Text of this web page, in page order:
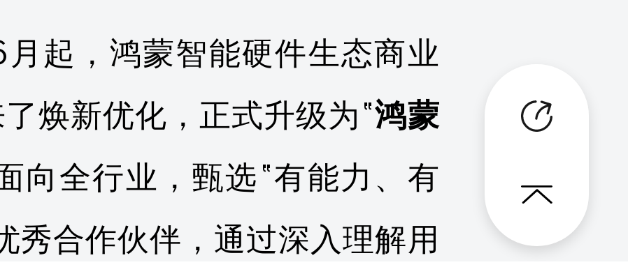
起，鸿蒙智能硬件生态商业
焕新优化，正式升级为“鸿蒙
向全行业，甄选“有能力、有
秀合作伙伴，通过深入理解用